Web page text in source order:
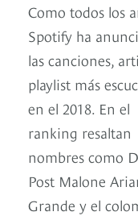
Como todos los
Spotify ha
las canciones,
playlist más
en el 2018. En el
ranking resaltan
nombres como
Post Malone
Grande y el